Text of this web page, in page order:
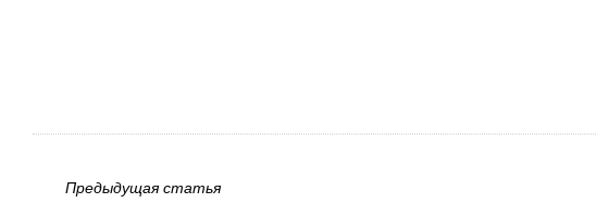
Предыдущая статья